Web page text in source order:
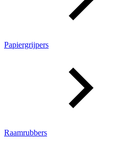
Papiergrijpers
Raamrubbers